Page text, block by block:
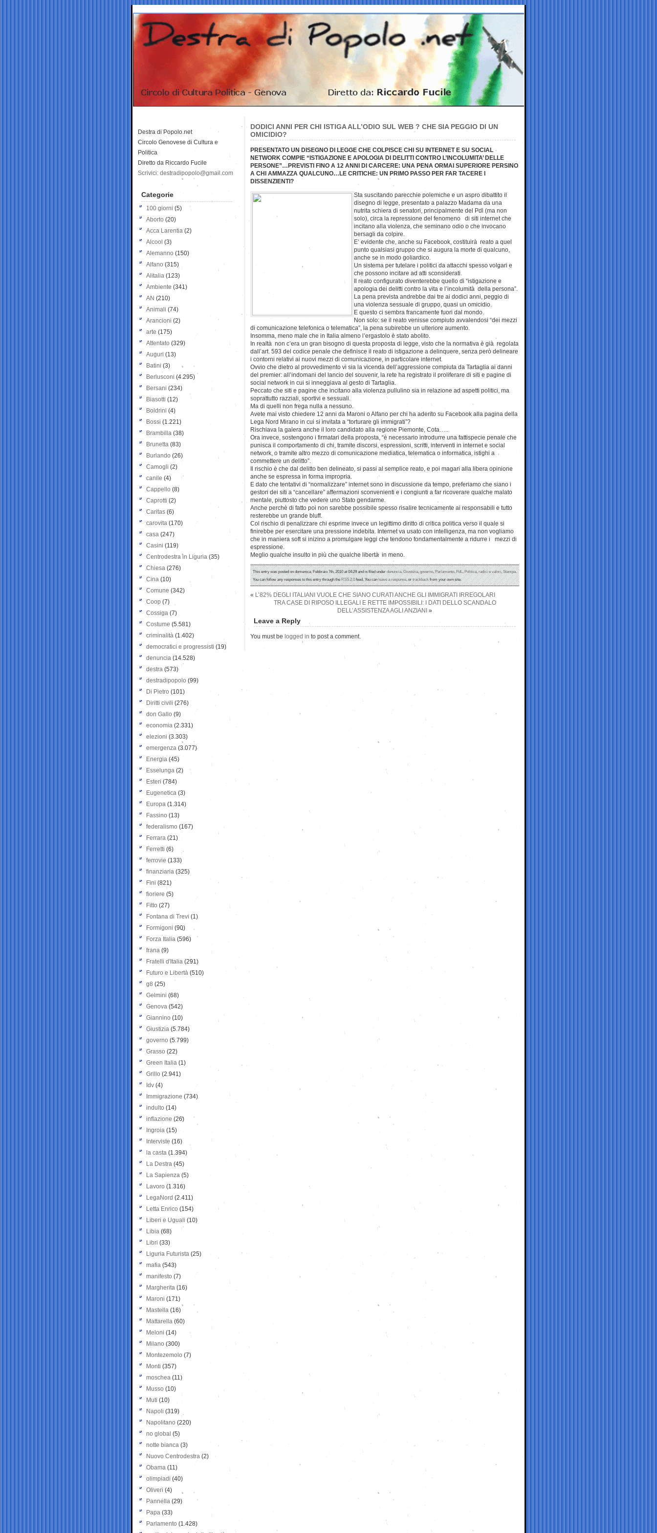
DODICI ANNI PER CHI ISTIGA ALL’ODIO SUL WEB ? CHE SIA PEGGIO DI UN
OMICIDIO?
PRESENTATO UN DISEGNO DI LEGGE CHE COLPISCE CHI SU INTERNET E SU SOCIAL
NETWORK COMPIE “ISTIGAZIONE E APOLOGIA DI DELITTI CONTRO L’INCOLUMITA’ DELLE
PERSONE”…PREVISTI FINO A 12 ANNI DI CARCERE: UNA PENA ORMAI SUPERIORE PERSINO
A CHI AMMAZZA QUALCUNO…LE CRITICHE: UN PRIMO PASSO PER FAR TACERE I
DISSENZIENTI?
Sta suscitando parecchie polemiche e un aspro dibattito il
disegno di legge, presentato a palazzo Madama da una
nutrita schiera di senatori, principalmente del Pdl (ma non
solo), circa la repressione del fenomeno di siti internet che
incitano alla violenza, che seminano odio o che invocano
bersagli da colpire.
E’ evidente che, anche su Facebook, costituirà reato a quel
punto qualsiasi gruppo che si augura la morte di qualcuno,
anche se in modo goliardico.
Un sistema per tutelare i politici da attacchi spesso volgari e
che possono incitare ad atti sconsiderati.
Il reato configurato diventerebbe quello di “istigazione e
apologia dei delitti contro la vita e l’incolumità della persona”.
La pena prevista andrebbe dai tre ai dodici anni, peggio di
una violenza sessuale di gruppo, quasi un omicidio.
E questo ci sembra francamente fuori dal mondo.
Non solo: se il reato venisse compiuto avvalendosi “dei mezzi
di comunicazione telefonica o telematica”, la pena subirebbe un ulteriore aumento.
Insomma, meno male che in Italia almeno l’ergastolo è stato abolito.
In realtà non c’era un gran bisogno di questa proposta di legge, visto che la normativa è già regolata
dall’art. 593 del codice penale che definisce il reato di istigazione a delinquere, senza però delineare
i contorni relativi ai nuovi mezzi di comunicazione, in particolare internet.
Ovvio che dietro al provvedimento vi sia la vicenda dell’aggressione compiuta da Tartaglia ai danni
del premier: all’indomani del lancio del souvenir, la rete ha registrato il proliferare di siti e pagine di
social network in cui si inneggiava al gesto di Tartaglia.
Peccato che siti e pagine che incitano alla violenza pullulino sia in relazione ad aspetti politici, ma
soprattutto razziali, sportivi e sessuali.
Ma di quelli non frega nulla a nessuno.
Avete mai visto chiedere 12 anni da Maroni o Alfano per chi ha aderito su Facebook alla pagina della
Lega Nord Mirano in cui si invitata a “torturare gli immigrati”?
Rischiava la galera anche il loro candidato alla regione Piemonte, Cota…..
Ora invece, sostengono i firmatari della proposta, “è necessario introdurre una fattispecie penale che
punisca il comportamento di chi, tramite discorsi, espressioni, scritti, interventi in internet e social
network, o tramite altro mezzo di comunicazione mediatica, telematica o informatica, istighi a
commettere un delitto”.
Il rischio è che dal delitto ben delineato, si passi al semplice reato, e poi magari alla libera opinione
anche se espressa in forma impropria.
E dato che tentativi di “normalizzare” internet sono in discussione da tempo, preferiamo che siano i
gestori dei siti a “cancellare” affermazioni sconvenienti e i congiunti a far ricoverare qualche malato
mentale, piuttosto che vedere uno Stato gendarme.
Anche perchè di fatto poi non sarebbe possibile spesso risalire tecnicamente ai responsabili e tutto
resterebbe un grande bluff.
Col rischio di penalizzare chi esprime invece un legittimo diritto di critica politica verso il quale si
finirebbe per esercitare una pressione indebita. Internet va usato con intelligenza, ma non vogliamo
che in maniera soft si inizino a promulgare leggi che tendono fondamentalmente a ridurre i mezzi di
espressione.
Meglio qualche insulto in più che qualche libertà in meno.
This entry was posted on domenica, Febbraio 7th, 2010 at 04:29 and is filed underdenuncia,Giustizia,governo,Parlamento,PdL,Politica,radici e valori,Stampa.
You can follow any responses to this entry through theRSS 2.0feed. You canleave a response, ortrackbackfrom your own site.
« L’82% DEGLI ITALIANI VUOLE CHE SIANO CURATI ANCHE GLI IMMIGRATI IRREGOLARI
TRA CASE DI RIPOSO ILLEGALI E RETTE IMPOSSIBILI: I DATI DELLO SCANDALO
DELL’ASSISTENZA AGLI ANZIANI »
Leave a Reply
You must be logged in to post a comment.
Destra di Popolo.net
Circolo Genovese di Cultura e
Politica
Diretto da Riccardo Fucile
Scrivici: destradipopolo@gmail.com
Categorie
100 giorni (5)
Aborto (20)
Acca Larentia (2)
Alcool (3)
Alemanno (150)
Alfano (315)
Alitalia (123)
Ambiente (341)
AN (210)
Animali (74)
Arancioni (2)
arte (175)
Attentato (329)
Auguri (13)
Batini (3)
Berlusconi (4.295)
Bersani (234)
Biasotti (12)
Boldrini (4)
Bossi (1.221)
Brambilla (38)
Brunetta (83)
Burlando (26)
Camogli (2)
canile (4)
Cappello (8)
Caprotti (2)
Caritas (6)
carovita (170)
casa (247)
Casini (119)
Centrodestra in Liguria (35)
Chiesa (276)
Cina (10)
Comune (342)
Coop (7)
Cossiga (7)
Costume (5.581)
criminalità (1.402)
democratici e progressisti (19)
denuncia (14.528)
destra (573)
destradipopolo (99)
Di Pietro (101)
Diritti civili (276)
don Gallo (9)
economia (2.331)
elezioni (3.303)
emergenza (3.077)
Energia (45)
Esselunga (2)
Esteri (784)
Eugenetica (3)
Europa (1.314)
Fassino (13)
federalismo (167)
Ferrara (21)
Ferretti (6)
ferrovie (133)
finanziaria (325)
Fini (821)
fioriere (5)
Fitto (27)
Fontana di Trevi (1)
Formigoni (90)
Forza Italia (596)
frana (9)
Fratelli d'Italia (291)
Futuro e Libertà (510)
g8 (25)
Gelmini (68)
Genova (542)
Giannino (10)
Giustizia (5.784)
governo (5.799)
Grasso (22)
Green Italia (1)
Grillo (2.941)
Idv (4)
Immigrazione (734)
indulto (14)
inflazione (26)
Ingroia (15)
Interviste (16)
la casta (1.394)
La Destra (45)
La Sapienza (5)
Lavoro (1.316)
LegaNord (2.411)
Letta Enrico (154)
Liberi e Uguali (10)
Libia (68)
Libri (33)
Liguria Futurista (25)
mafia (543)
manifesto (7)
Margherita (16)
Maroni (171)
Mastella (16)
Mattarella (60)
Meloni (14)
Milano (300)
Montezemolo (7)
Monti (357)
moschea (11)
Musso (10)
Muti (10)
Napoli (319)
Napolitano (220)
no global (5)
notte bianca (3)
Nuovo Centrodestra (2)
Obama (11)
olimpiadi (40)
Oliveri (4)
Pannella (29)
Papa (33)
Parlamento (1.428)